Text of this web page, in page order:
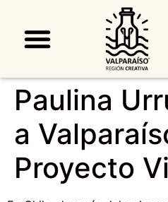
Paulina
a
Proyecto